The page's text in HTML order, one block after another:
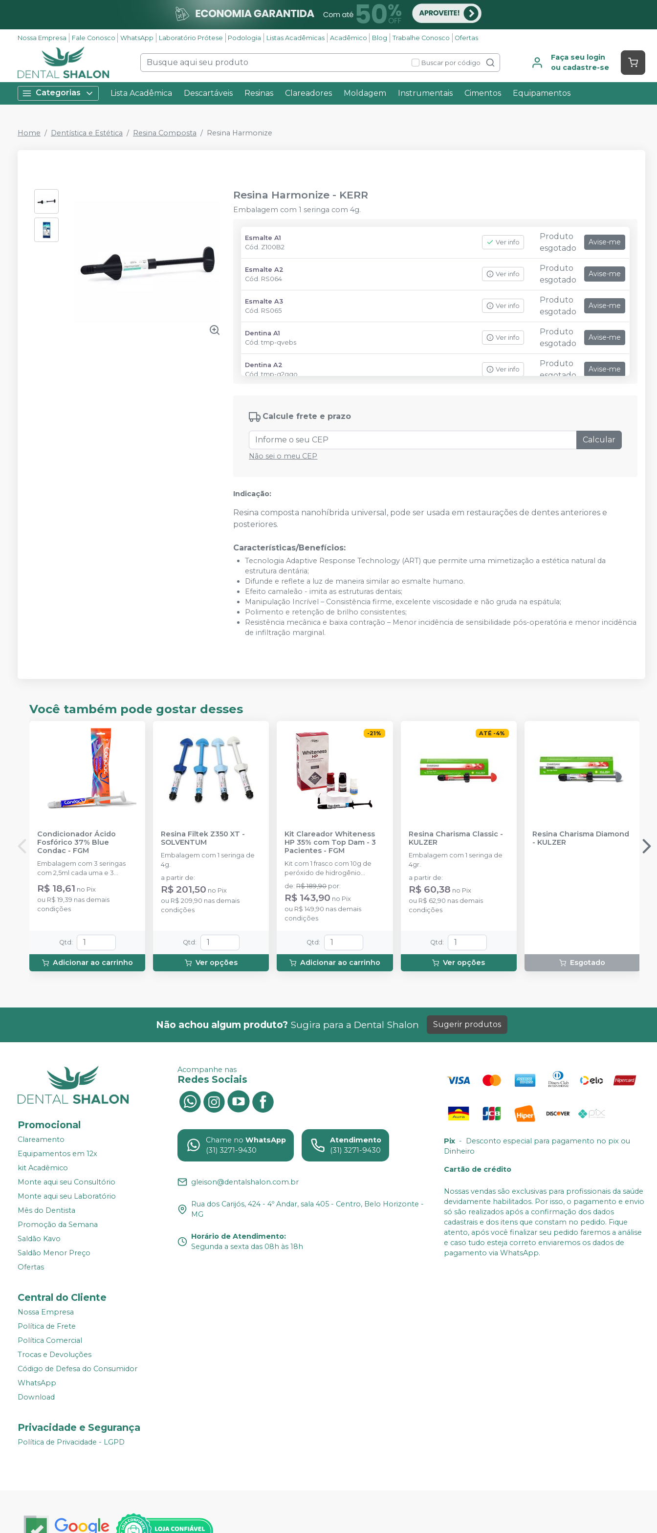
Nossa Empresa Fale Conosco WhatsApp Laboratório Prótese Podologia Listas Acadêmicas Acadêmico Blog Trabalhe Conosco Ofertas
Buscar por código
Faça seu login
ou cadastre-se
Categorias Lista Acadêmica Descartáveis Resinas Clareadores Moldagem Instrumentais Cimentos Equipamentos
Home Dentística e Estética Resina Composta Resina Harmonize
Resina Harmonize - KERR
Embalagem com 1 seringa com 4g.
Esmalte A1
Cód. Z100B2
Ver info
Produto
esgotado
Avise-me
Esmalte A2
Cód. RS064
Ver info
Produto
esgotado
Avise-me
Esmalte A3
Cód. RS065
Ver info
Produto
esgotado
Avise-me
Dentina A1
Cód.tmp-qvebs
Ver info
Produto
esgotado
Avise-me
Dentina A2
Cód.tmp-q2gqo
Ver info
Produto
esgotado
Avise-me
Cód.tmp-zglxc
Ver info Avise-me
Translucent TSC
Calcule frete e prazo
Calcular
Não sei o meu CEP
Indicação:
Resina composta nanohíbrida universal, pode ser usada em restaurações de dentes anteriores e
posteriores.
Características/Benefícios:
Tecnologia Adaptive Response Technology (ART) que permite uma mimetização a estética natural da
estrutura dentária;
Difunde e reflete a luz de maneira similar ao esmalte humano.
Efeito camaleão - imita as estruturas dentais;
Manipulação Incrível – Consistência firme, excelente viscosidade e não gruda na espátula;
Polimento e retenção de brilho consistentes;
Resistência mecânica e baixa contração – Menor incidência de sensibilidade pós-operatória e menor incidência
de infiltração marginal.
Você também pode gostar desses
Condicionador Ácido
Fosfórico 37% Blue
Condac - FGM
Embalagem com 3 seringas
com 2,5ml cada uma e 3
R$ 18,61 no Pix
ou R$ 19,39 nas demais
condições
Qtd :
Adicionar ao carrinho
Resina Filtek Z350 XT -
SOLVENTUM
Embalagem com 1 seringa de
4g.
a partir de:
R$ 201,50 no Pix
ou R$ 209,90 nas demais
condições
Qtd :
Ver opções
-21%
Kit Clareador Whiteness
HP 35% com Top Dam - 3
Pacientes - FGM
Kit com 1 frasco com 10g de
peróxido de hidrogênio
concentrado + 1 frasco com 5g
de espessante + 1 frasco com
2g de solução Neutralize
(neutralizante de peróxidos) + 1
espátula e uma placa para
de:R$ 189,90 por:
R$ 143,90 no Pix
ou R$ 149,90 nas demais
condições
Qtd :
Adicionar ao carrinho
ATÉ -4%
Resina Charisma Classic-
KULZER
Embalagem com 1 seringa de
4gr.
a partir de:
R$ 60,38 no Pix
ou R$ 62,90 nas demais
condições
Qtd :
Ver opções
Resina Charisma Diamond
- KULZER
Esgotado
Não achou algum produto? Sugira para a Dental Shalon Sugerir produtos
Promocional
Clareamento
Equipamentos em 12x
kit Acadêmico
Monte aqui seu Consultório
Monte aqui seu Laboratório
Mês do Dentista
Promoção da Semana
Saldão Kavo
Saldão Menor Preço
Ofertas
Central do Cliente
Nossa Empresa
Política de Frete
Política Comercial
Trocas e Devoluções
Código de Defesa do Consumidor
WhatsApp
Download
Privacidade e Segurança
Política de Privacidade - LGPD
Acompanhe nas
Redes Sociais
Chame no WhatsApp
(31) 3271-9430
Atendimento
(31) 3271-9430
gleison@dentalshalon.com.br
Rua dos Carijós, 424 - 4º Andar, sala 405 - Centro, Belo Horizonte -
MG
Horário de Atendimento:
Segunda a sexta das 08h às 18h
Pix - Desconto especial para pagamento no pix ou
Dinheiro
Cartão de crédito
Nossas vendas são exclusivas para profissionais da saúde
devidamente habilitados. Por isso, o pagamento e envio
só são realizados após a confirmação dos dados
cadastrais e dos itens que constam no pedido. Fique
atento, após você finalizar seu pedido faremos a análise
e caso tudo esteja correto enviaremos os dados de
pagamento via WhatsApp.